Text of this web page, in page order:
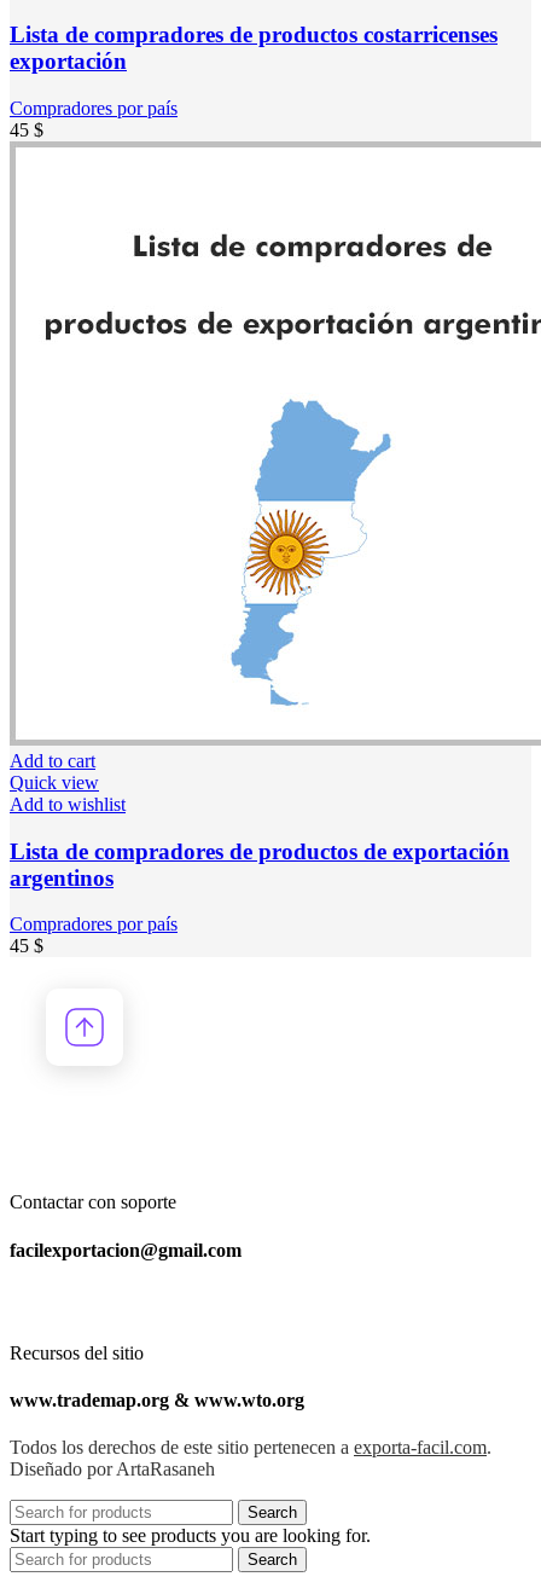
Lista de compradores de productos costarricenses
exportación
Compradores por país
45 $
Add to cart
Quick view
Add to wishlist
Lista de compradores de productos de exportación
argentinos
Compradores por país
45 $
Contactar con soporte
facilexportacion@gmail.com
Recursos del sitio
www.trademap.org & www.wto.org
Todos los derechos de este sitio pertenecen a exporta-facil.com.
Diseñado por ArtaRasaneh
Search
Start typing to see products you are looking for.
Search